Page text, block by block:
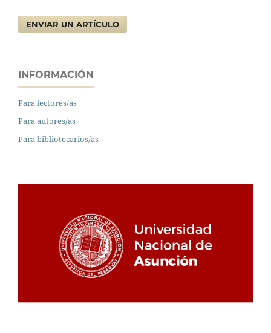
ENVIAR UN ARTÍCULO
INFORMACIÓN
Para lectores/as
Para autores/as
Para bibliotecarios/as